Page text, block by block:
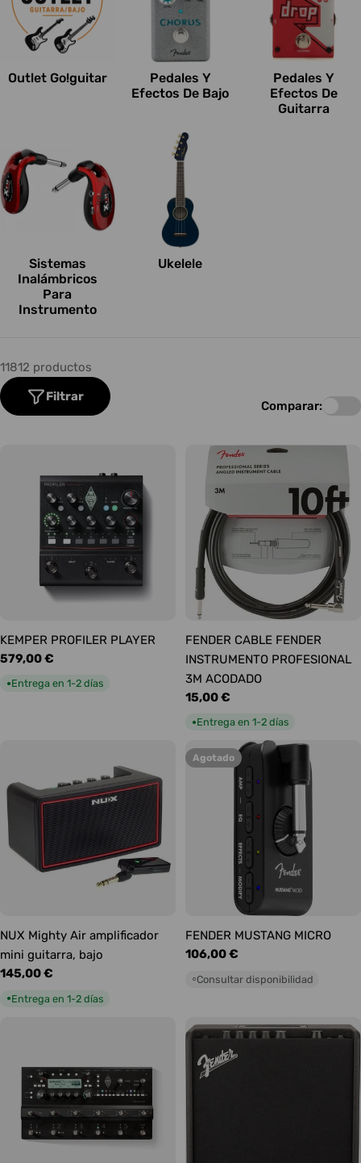
Outlet Go!guitar
Pedales Y
Efectos De Bajo
Pedales Y
Efectos De
Guitarra
Sistemas
Inalámbricos
Para
Instrumento
Ukelele
11812 productos
Filtrar
Comparar:
KEMPER PROFILER PLAYER
Precio
habitual
579,00 €
●Entrega en 1-2 días
FENDER CABLE FENDER
INSTRUMENTO PROFESIONAL
3M ACODADO
Precio
habitual
15,00 €
●Entrega en 1-2 días
NUX Mighty Air amplificador
mini guitarra, bajo
Precio
145,00 €
●Entrega en 1-2 días
Agotado
FENDER MUSTANG MICRO
Precio
106,00 €
○Consultar disponibilidad